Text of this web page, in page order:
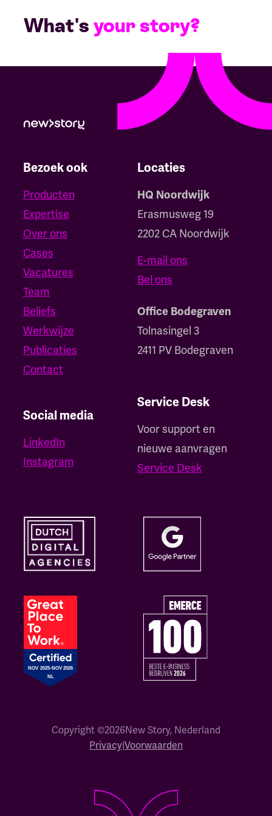
What's your story?
Bezoek ook
Producten
Expertise
Over ons
Cases
Vacatures
Team
Beliefs
Werkwijze
Publicaties
Contact
Social media
LinkedIn
Instagram
Service Desk
Voor support en
nieuwe aanvragen
Service Desk
Locaties
HQ Noordwijk
Erasmusweg 19
2202 CA Noordwijk
E-mail ons
Bel ons
Office Bodegraven
Tolnasingel 3
2411 PV Bodegraven
Copyright ©2026New Story, Nederland
Privacy| Voorwaarden